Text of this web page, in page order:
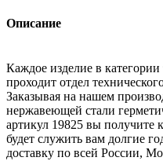
Описание
Каждое изделие в
проходит отдел
Заказывая на нашем
нержавеющей стали
артикул 19825 вы получите
будет служить вам долгие
доставку по всей России,